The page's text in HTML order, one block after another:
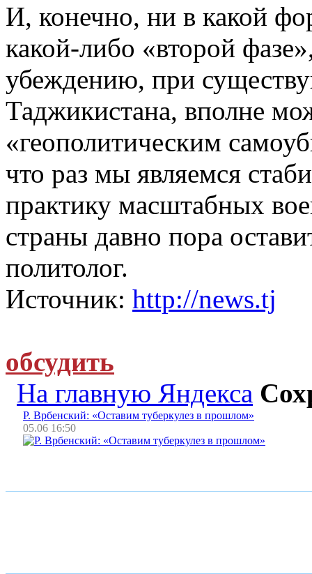
И, конечно, ни в какой
какой-либо «второй
убеждению, при
Таджикистана, вполне
«геополитическим
что раз мы являемся
практику масштабных
страны давно пора
политолог.
Источник: http://news.tj
обсудить
На главную Яндекса
Р. Врбенский: «Оставим туберкулез в прошлом»
05.06 16:50